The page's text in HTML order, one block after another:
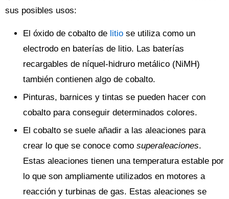
sus posibles usos:
El óxido de cobalto de litio se utiliza como un
electrodo en baterías de litio. Las baterías
recargables de níquel-hidruro metálico (NiMH)
también contienen algo de cobalto.
Pinturas, barnices y tintas se pueden hacer con
cobalto para conseguir determinados colores.
El cobalto se suele añadir a las aleaciones para
crear lo que se conoce como superaleaciones.
Estas aleaciones tienen una temperatura estable por
lo que son ampliamente utilizados en motores a
reacción y turbinas de gas. Estas aleaciones se